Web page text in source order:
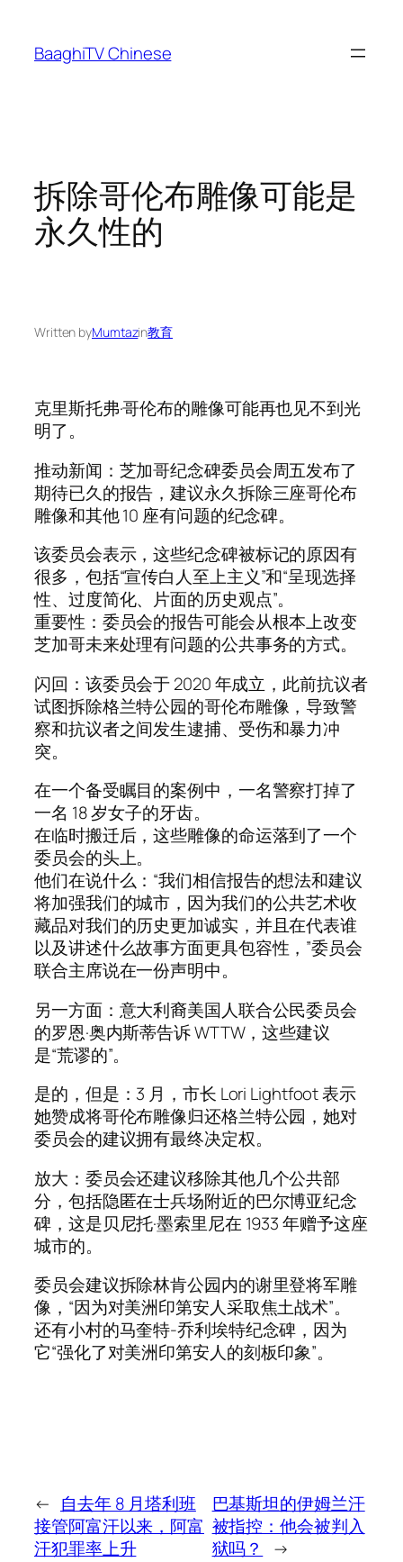
content
BaaghiTV Chinese
拆除哥伦布雕像可能是
永久性的
Written byMumtazin教育
克里斯托弗·哥伦布的雕像可能再也见不到光
明了。
推动新闻：芝加哥纪念碑委员会周五发布了
期待已久的报告，建议永久拆除三座哥伦布
雕像和其他 10 座有问题的纪念碑。
该委员会表示，这些纪念碑被标记的原因有
很多，包括“宣传白人至上主义”和“呈现选择
性、过度简化、片面的历史观点”。
重要性：委员会的报告可能会从根本上改变
芝加哥未来处理有问题的公共事务的方式。
闪回：该委员会于 2020 年成立，此前抗议者
试图拆除格兰特公园的哥伦布雕像，导致警
察和抗议者之间发生逮捕、受伤和暴力冲
突。
在一个备受瞩目的案例中，一名警察打掉了
一名 18 岁女子的牙齿。
在临时搬迁后，这些雕像的命运落到了一个
委员会的头上。
他们在说什么：“我们相信报告的想法和建议
将加强我们的城市，因为我们的公共艺术收
藏品对我们的历史更加诚实，并且在代表谁
以及讲述什么故事方面更具包容性，”委员会
联合主席说在一份声明中。
另一方面：意大利裔美国人联合公民委员会
的罗恩·奥内斯蒂告诉 WTTW，这些建议
是“荒谬的”。
是的，但是：3 月，市长 Lori Lightfoot 表示
她赞成将哥伦布雕像归还格兰特公园，她对
委员会的建议拥有最终决定权。
放大：委员会还建议移除其他几个公共部
分，包括隐匿在士兵场附近的巴尔博亚纪念
碑，这是贝尼托·墨索里尼在 1933 年赠予这座
城市的。
委员会建议拆除林肯公园内的谢里登将军雕
像，“因为对美洲印第安人采取焦土战术”。
还有小村的马奎特-乔利埃特纪念碑，因为
它“强化了对美洲印第安人的刻板印象”。
← 自去年 8 月塔利班
接管阿富汗以来，阿富
汗犯罪率上升
巴基斯坦的伊姆兰汗
被指控：他会被判入
狱吗？
→